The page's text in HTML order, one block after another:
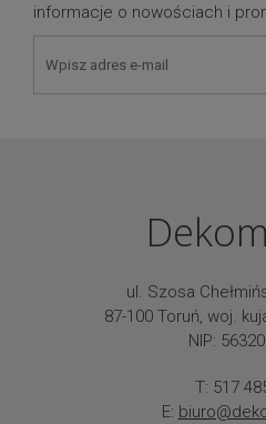
informacje o nowościach i
ul. Szosa
87-100 Toruń, woj.
NIP:
T: 517
E: